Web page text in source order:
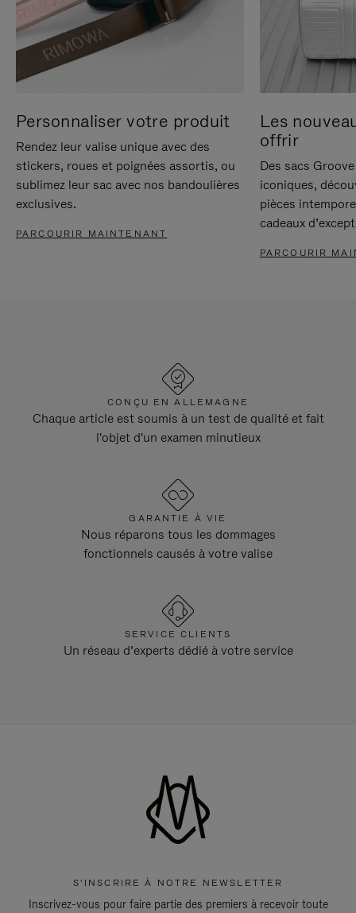
Personnaliser votre produit
Rendez leur valise unique avec des
stickers, roues et poignées assortis, ou
sublimez leur sac avec nos bandoulières
exclusives.
PARCOURIR MAINTENANT
Les
offrir
Des sacs
iconiques,
pièces
cadeaux
PARCOURIR
CONÇU EN ALLEMAGNE
Chaque article est soumis à un test de qualité et fait
l'objet d'un examen minutieux
GARANTIE À VIE
Nous réparons tous les dommages
fonctionnels causés à votre valise
SERVICE CLIENTS
Un réseau d’experts dédié à votre service
S'INSCRIRE À NOTRE NEWSLETTER
Inscrivez-vous pour faire partie des premiers à recevoir toute